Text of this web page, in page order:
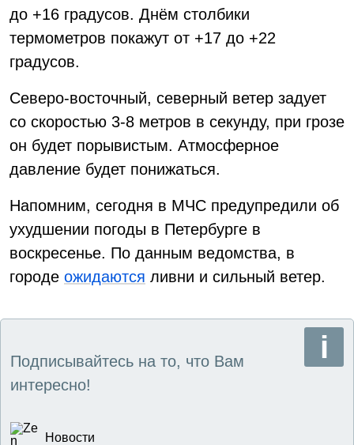
до +16 градусов. Днём столбики
термометров покажут от +17 до +22
градусов.
Северо-восточный, северный ветер задует
со скоростью 3-8 метров в секунду, при грозе
он будет порывистым. Атмосферное
давление будет понижаться.
Напомним, сегодня в МЧС предупредили об
ухудшении погоды в Петербурге в
воскресенье. По данным ведомства, в
городе ожидаются ливни и сильный ветер.
Подписывайтесь на то, что Вам
интересно!
Новости